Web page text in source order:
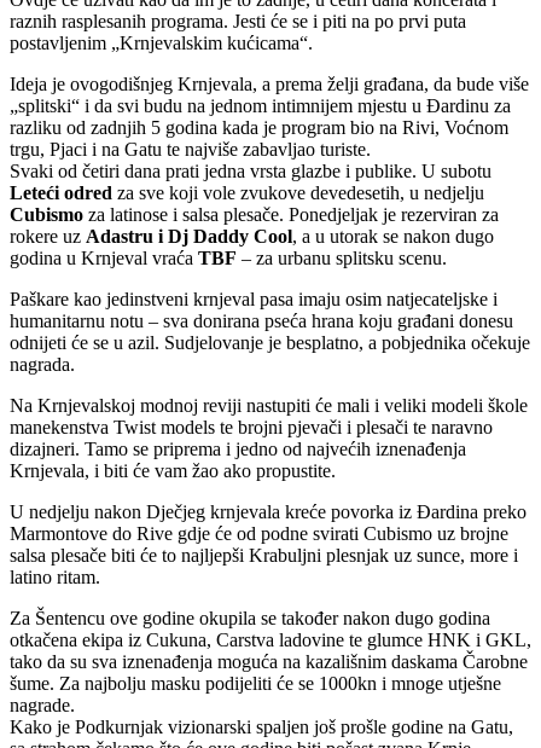
raznih rasplesanih programa. Jesti će se i piti na po prvi puta
postavljenim „Krnjevalskim kućicama“.
Ideja je ovogodišnjeg Krnjevala, a prema želji građana, da bude više
„splitski“ i da svi budu na jednom intimnijem mjestu u Đardinu za
razliku od zadnjih 5 godina kada je program bio na Rivi, Voćnom
trgu, Pjaci i na Gatu te najviše zabavljao turiste.
Svaki od četiri dana prati jedna vrsta glazbe i publike. U subotu
Leteći odred za sve koji vole zvukove devedesetih, u nedjelju
Cubismo za latinose i salsa plesače. Ponedjeljak je rezerviran za
rokere uz Adastru i Dj Daddy Cool, a u utorak se nakon dugo
godina u Krnjeval vraća TBF – za urbanu splitsku scenu.
Paškare kao jedinstveni krnjeval pasa imaju osim natjecateljske i
humanitarnu notu – sva donirana pseća hrana koju građani donesu
odnijeti će se u azil. Sudjelovanje je besplatno, a pobjednika očekuje
nagrada.
Na Krnjevalskoj modnoj reviji nastupiti će mali i veliki modeli škole
manekenstva Twist models te brojni pjevači i plesači te naravno
dizajneri. Tamo se priprema i jedno od najvećih iznenađenja
Krnjevala, i biti će vam žao ako propustite.
U nedjelju nakon Dječjeg krnjevala kreće povorka iz Đardina preko
Marmontove do Rive gdje će od podne svirati Cubismo uz brojne
salsa plesače biti će to najljepši Krabuljni plesnjak uz sunce, more i
latino ritam.
Za Šentencu ove godine okupila se također nakon dugo godina
otkačena ekipa iz Cukuna, Carstva ladovine te glumce HNK i GKL,
tako da su sva iznenađenja moguća na kazališnim daskama Čarobne
šume. Za najbolju masku podijeliti će se 1000kn i mnoge utješne
nagrade.
Kako je Podkurnjak vizionarski spaljen još prošle godine na Gatu,